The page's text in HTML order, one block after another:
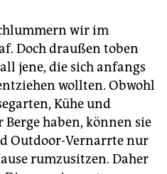
wir im
Doch draußen toben
jene, die sich anfangs
wollten. Obwohl
Kühe und
haben, können sie
Outdoor-Vernarrte nur
rumzusitzen. Daher